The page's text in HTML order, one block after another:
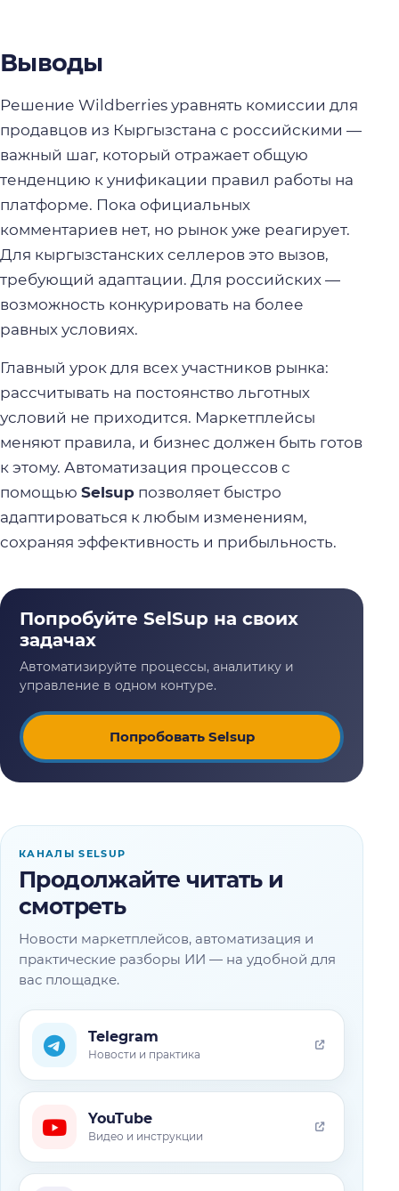
Выводы
Решение Wildberries уравнять комиссии для
продавцов из Кыргызстана с российскими —
важный шаг, который отражает общую
тенденцию к унификации правил работы на
платформе. Пока официальных
комментариев нет, но рынок уже реагирует.
Для кыргызстанских селлеров это вызов,
требующий адаптации. Для российских —
возможность конкурировать на более
равных условиях.
Главный урок для всех участников рынка:
рассчитывать на постоянство льготных
условий не приходится. Маркетплейсы
меняют правила, и бизнес должен быть готов
к этому. Автоматизация процессов с
помощью Selsup позволяет быстро
адаптироваться к любым изменениям,
сохраняя эффективность и прибыльность.
Попробовать Selsup
КАНАЛЫ SELSUP
Продолжайте читать и
смотреть
Новости маркетплейсов, автоматизация и
практические разборы ИИ — на удобной для
вас площадке.
Telegram
Новости и практика
YouTube
Видео и инструкции